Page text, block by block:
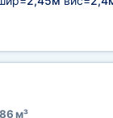
86 м³